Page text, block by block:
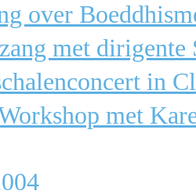
over
met
in
met